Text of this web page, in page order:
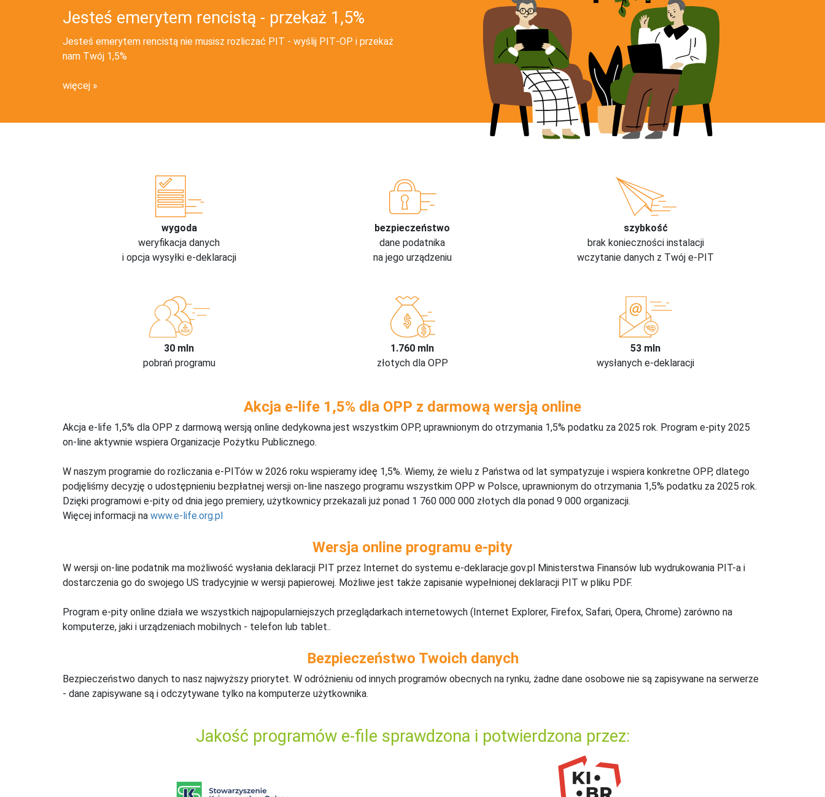
Jesteś emerytem rencistą - przekaż 1,5%
Jesteś emerytem rencistą nie musisz rozliczać PIT - wyślij PIT‑OP i przekaż
nam Twój 1,5%
więcej
wygoda
weryfikacja danych
i opcja wysyłki e-deklaracji
bezpieczeństwo
dane podatnika
na jego urządzeniu
szybkość
brak konieczności instalacji
wczytanie danych z Twój e-PIT
30 mln
pobrań programu
1.760 mln
złotych dla OPP
53 mln
wysłanych e-deklaracji
Akcja e-life 1,5% dla OPP z darmową wersją online
Akcja e-life 1,5% dla OPP z darmową wersją online dedykowna jest wszystkim OPP, uprawnionym do otrzymania 1,5% podatku za 2025 rok. Program e-pity 2025
on-line aktywnie wspiera Organizacje Pożytku Publicznego.
W naszym programie do rozliczania e-PITów w 2026 roku wspieramy ideę 1,5%. Wiemy, że wielu z Państwa od lat sympatyzuje i wspiera konkretne OPP, dlatego
podjęliśmy decyzję o udostępnieniu bezpłatnej wersji on-line naszego programu wszystkim OPP w Polsce, uprawnionym do otrzymania 1,5% podatku za 2025 rok.
Dzięki programowi e-pity od dnia jego premiery, użytkownicy przekazali już ponad 1 760 000 000 złotych dla ponad 9 000 organizacji.
Więcej informacji na www.e-life.org.pl
Wersja online programu e-pity
W wersji on-line podatnik ma możliwość wysłania deklaracji PIT przez Internet do systemu e-deklaracje.gov.pl Ministerstwa Finansów lub wydrukowania PIT-a i
dostarczenia go do swojego US tradycyjnie w wersji papierowej. Możliwe jest także zapisanie wypełnionej deklaracji PIT w pliku PDF.
Program e-pity online działa we wszystkich najpopularniejszych przeglądarkach internetowych (Internet Explorer, Firefox, Safari, Opera, Chrome) zarówno na
komputerze, jaki i urządzeniach mobilnych - telefon lub tablet..
Bezpieczeństwo Twoich danych
Bezpieczeństwo danych to nasz najwyższy priorytet. W odróżnieniu od innych programów obecnych na rynku, żadne dane osobowe nie są zapisywane na serwerze
- dane zapisywane są i odczytywane tylko na komputerze użytkownika.
Jakość programów e-file sprawdzona i potwierdzona przez: